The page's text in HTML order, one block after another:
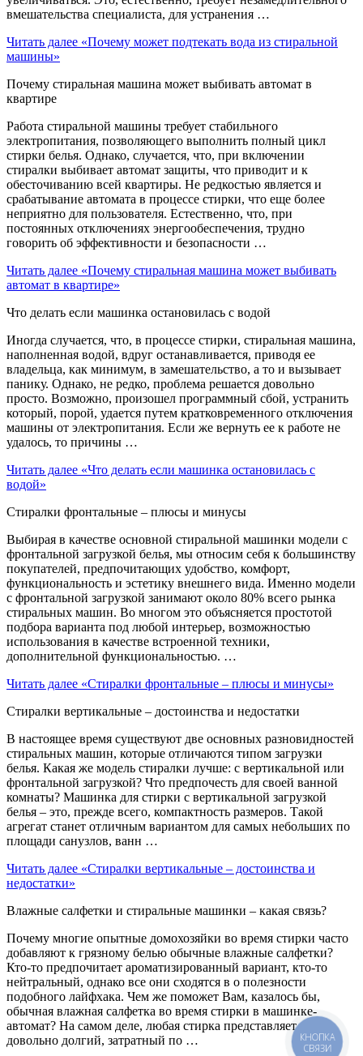
вмешательства специалиста, для устранения …
Читать далее «Почему может подтекать вода из стиральной
машины»
Почему стиральная машина может выбивать автомат в
квартире
Работа стиральной машины требует стабильного
электропитания, позволяющего выполнить полный цикл
стирки белья. Однако, случается, что, при включении
стиралки выбивает автомат защиты, что приводит и к
обесточиванию всей квартиры. Не редкостью является и
срабатывание автомата в процессе стирки, что еще более
неприятно для пользователя. Естественно, что, при
постоянных отключениях энергообеспечения, трудно
говорить об эффективности и безопасности …
Читать далее «Почему стиральная машина может выбивать
автомат в квартире»
Что делать если машинка остановилась с водой
Иногда случается, что, в процессе стирки, стиральная машина,
наполненная водой, вдруг останавливается, приводя ее
владельца, как минимум, в замешательство, а то и вызывает
панику. Однако, не редко, проблема решается довольно
просто. Возможно, произошел программный сбой, устранить
который, порой, удается путем кратковременного отключения
машины от электропитания. Если же вернуть ее к работе не
удалось, то причины …
Читать далее «Что делать если машинка остановилась с
водой»
Стиралки фронтальные – плюсы и минусы
Выбирая в качестве основной стиральной машинки модели с
фронтальной загрузкой белья, мы относим себя к большинству
покупателей, предпочитающих удобство, комфорт,
функциональность и эстетику внешнего вида. Именно модели
с фронтальной загрузкой занимают около 80% всего рынка
стиральных машин. Во многом это объясняется простотой
подбора варианта под любой интерьер, возможностью
использования в качестве встроенной техники,
дополнительной функциональностью. …
Читать далее «Стиралки фронтальные – плюсы и минусы»
Стиралки вертикальные – достоинства и недостатки
В настоящее время существуют две основных разновидностей
стиральных машин, которые отличаются типом загрузки
белья. Какая же модель стиралки лучше: с вертикальной или
фронтальной загрузкой? Что предпочесть для своей ванной
комнаты? Машинка для стирки с вертикальной загрузкой
белья – это, прежде всего, компактность размеров. Такой
агрегат станет отличным вариантом для самых небольших по
площади санузлов, ванн …
Читать далее «Стиралки вертикальные – достоинства и
недостатки»
Влажные салфетки и стиральные машинки – какая связь?
Почему многие опытные домохозяйки во время стирки часто
добавляют к грязному белью обычные влажные салфетки?
Кто-то предпочитает ароматизированный вариант, кто-то
нейтральный, однако все они сходятся в о полезности
подобного лайфхака. Чем же поможет Вам, казалось бы,
обычная влажная салфетка во время стирки в машинке-
автомат? На самом деле, любая стирка представляет собой
довольно долгий, затратный по …
КНОПКА
СВЯЗИ